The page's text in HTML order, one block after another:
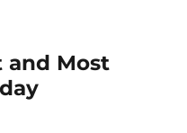
and Most